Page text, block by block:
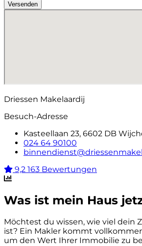
Versenden
Driessen Makelaardij
Besuch-Adresse
Kasteellaan 23, 6602 DB
024 64 90100
9,2 163 Bewertungen
Was ist mein Haus
Möchtest du wissen, wie viel dein
ist? Ein Makler kommt
um den Wert Ihrer Immobilie zu